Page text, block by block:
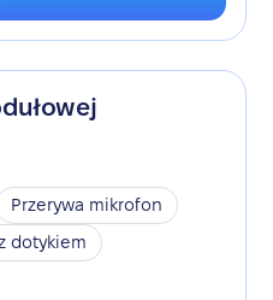
Przerywa mikrofon
dotykiem